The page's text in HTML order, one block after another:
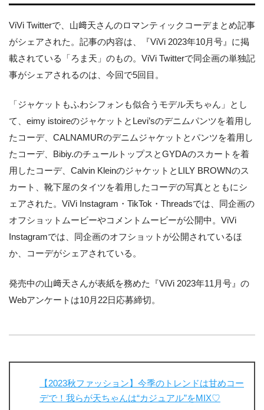
ViVi Twitterで、山﨑天さんのロマンティックコーデまとめ記事
がシェアされた。記事の内容は、『ViVi 2023年10月号』に掲
載されている「ろま天」のもの。ViVi Twitterで同企画の単独記
事がシェアされるのは、今回で5回目。
「ジャケットもふわシフォンも似合うモデル天ちゃん」とし
て、eimy istoireのジャケットとLevi’sのデニムパンツを着用し
たコーデ、CALNAMURのデニムジャケットとパンツを着用し
たコーデ、Bibiy.のチュールトップスとGYDAのスカートを着
用したコーデ、Calvin KleinのジャケットとLILY BROWNのス
カート、靴下屋のタイツを着用したコーデの写真とともにシ
ェアされた。ViVi Instagram・TikTok・Threadsでは、同企画の
オフショットムービーやコメントムービーが公開中。ViVi
Instagramでは、同企画のオフショットが公開されているほ
か、コーデがシェアされている。
発売中の山﨑天さんが表紙を務めた『ViVi 2023年11月号』の
Webアンケートは10月22日応募締切。
【2023秋ファッション】今季のトレンドは甘めコー
デで！我らが天ちゃんは“カジュアル”をMIX♡